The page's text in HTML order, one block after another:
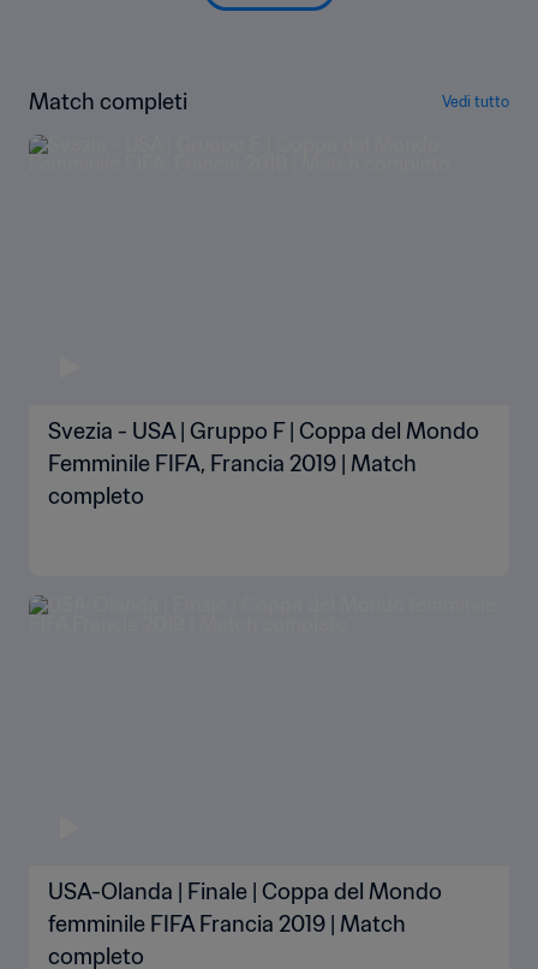
Match completi Vedi tutto
Svezia - USA | Gruppo F | Coppa del Mondo
Femminile FIFA, Francia 2019 | Match
completo
USA-Olanda | Finale | Coppa del Mondo
femminile FIFA Francia 2019 | Match
completo